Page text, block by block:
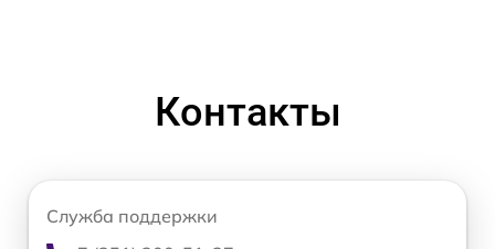
Контакты
Служба поддержки